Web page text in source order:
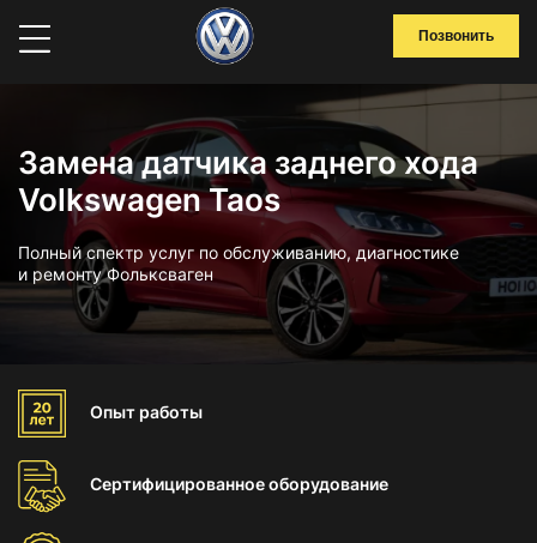
Позвонить
Замена датчика заднего хода
Volkswagen Taos
Полный спектр услуг по обслуживанию, диагностике
и ремонту Фольксваген
Опыт работы
Сертифицированноеоборудование